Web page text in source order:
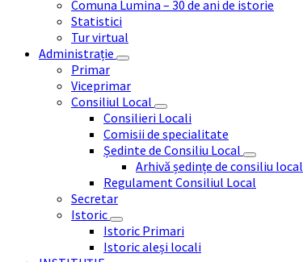
Comuna Lumina – 30 de ani de istorie
Statistici
Tur virtual
Administrație
Primar
Viceprimar
Consiliul Local
Consilieri Locali
Comisii de specialitate
Ședinte de Consiliu Local
Arhivă ședințe de consiliu local
Regulament Consiliul Local
Secretar
Istoric
Istoric Primari
Istoric aleși locali